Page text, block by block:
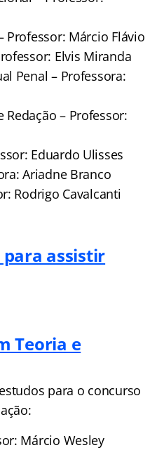
Professor: Márcio Flávio
Elvis Miranda
Penal – Professora:
Redação – Professor:
Eduardo Ulisses
Ariadne Branco
Rodrigo Cavalcanti
para assistir
Teoria e
para o concurso
Márcio Wesley